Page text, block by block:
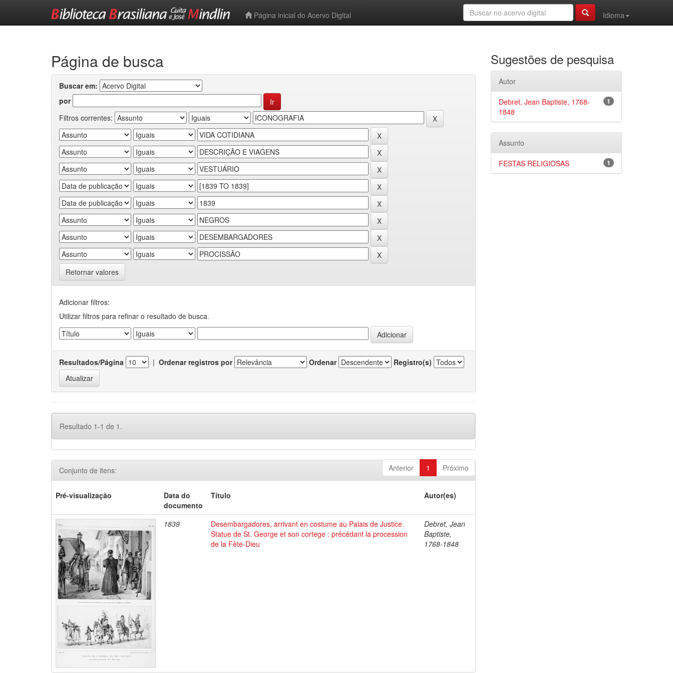
Página inicial do Acervo Digital
Idioma
Página de busca
Buscar em:
por
Filtros correntes:
Retornar valores
Adicionar filtros:
Utilizar filtros para refinar o resultado de busca.
Resultados/Página | Ordenar registros por Ordenar Registro(s)
Resultado 1-1 de 1.
Anterior 1 Próximo
Conjunto de itens:
Pré-visualização
Data do
documento
Título Autor(es)
1839
Desembargadores, arrivant en costume au Palais de Justice.
Statue de St. George et son cortege : précédant la procession
de la Fête-Dieu
Debret, Jean
Baptiste,
1768-1848
Sugestões de pesquisa
Autor
1
Debret, Jean Baptiste, 1768-
1848
Assunto
1
FESTAS RELIGIOSAS